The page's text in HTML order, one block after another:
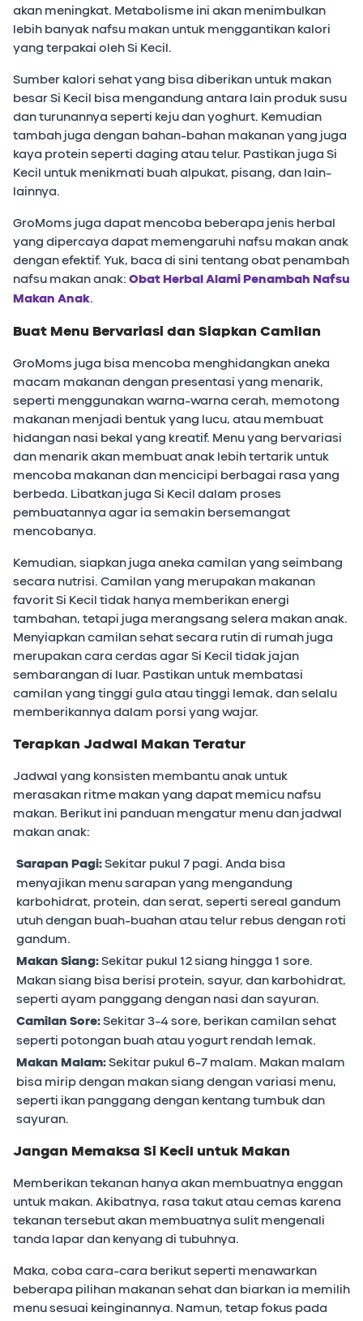
akan meningkat. Metabolisme ini akan menimbulkan
lebih banyak nafsu makan untuk menggantikan kalori
yang terpakai oleh Si Kecil.
Sumber kalori sehat yang bisa diberikan untuk makan
besar Si Kecil bisa mengandung antara lain produk susu
dan turunannya seperti keju dan yoghurt. Kemudian
tambah juga dengan bahan-bahan makanan yang juga
kaya protein seperti daging atau telur. Pastikan juga Si
Kecil untuk menikmati buah alpukat, pisang, dan lain-
lainnya.
GroMoms juga dapat mencoba beberapa jenis herbal
yang dipercaya dapat memengaruhi nafsu makan anak
dengan efektif. Yuk, baca di sini tentang obat penambah
nafsu makan anak: Obat Herbal Alami Penambah Nafsu
Makan Anak.
Buat Menu Bervariasi dan Siapkan Camilan
GroMoms juga bisa mencoba menghidangkan aneka
macam makanan dengan presentasi yang menarik,
seperti menggunakan warna-warna cerah, memotong
makanan menjadi bentuk yang lucu, atau membuat
hidangan nasi bekal yang kreatif. Menu yang bervariasi
dan menarik akan membuat anak lebih tertarik untuk
mencoba makanan dan mencicipi berbagai rasa yang
berbeda. Libatkan juga Si Kecil dalam proses
pembuatannya agar ia semakin bersemangat
mencobanya.
Kemudian, siapkan juga aneka camilan yang seimbang
secara nutrisi. Camilan yang merupakan makanan
favorit Si Kecil tidak hanya memberikan energi
tambahan, tetapi juga merangsang selera makan anak.
Menyiapkan camilan sehat secara rutin di rumah juga
merupakan cara cerdas agar Si Kecil tidak jajan
sembarangan di luar. Pastikan untuk membatasi
camilan yang tinggi gula atau tinggi lemak, dan selalu
memberikannya dalam porsi yang wajar.
Terapkan Jadwal Makan Teratur
Jadwal yang konsisten membantu anak untuk
merasakan ritme makan yang dapat memicu nafsu
makan. Berikut ini panduan mengatur menu dan jadwal
makan anak:
Sarapan Pagi:Sekitar pukul 7 pagi. Anda bisa
menyajikan menu sarapan yang mengandung
karbohidrat, protein, dan serat, seperti sereal gandum
utuh dengan buah-buahan atau telur rebus dengan roti
gandum.
Makan Siang:Sekitar pukul 12 siang hingga 1 sore.
Makan siang bisa berisi protein, sayur, dan karbohidrat,
seperti ayam panggang dengan nasi dan sayuran.
Camilan Sore:Sekitar 3-4 sore, berikan camilan sehat
seperti potongan buah atau yogurt rendah lemak.
Makan Malam:Sekitar pukul 6-7 malam. Makan malam
bisa mirip dengan makan siang dengan variasi menu,
seperti ikan panggang dengan kentang tumbuk dan
sayuran.
Jangan Memaksa Si Kecil untuk Makan
Memberikan tekanan hanya akan membuatnya enggan
untuk makan. Akibatnya, rasa takut atau cemas karena
tekanan tersebut akan membuatnya sulit mengenali
tanda lapar dan kenyang di tubuhnya.
Maka, coba cara-cara berikut seperti menawarkan
beberapa pilihan makanan sehat dan biarkan ia memilih
menu sesuai keinginannya. Namun, tetap fokus pada